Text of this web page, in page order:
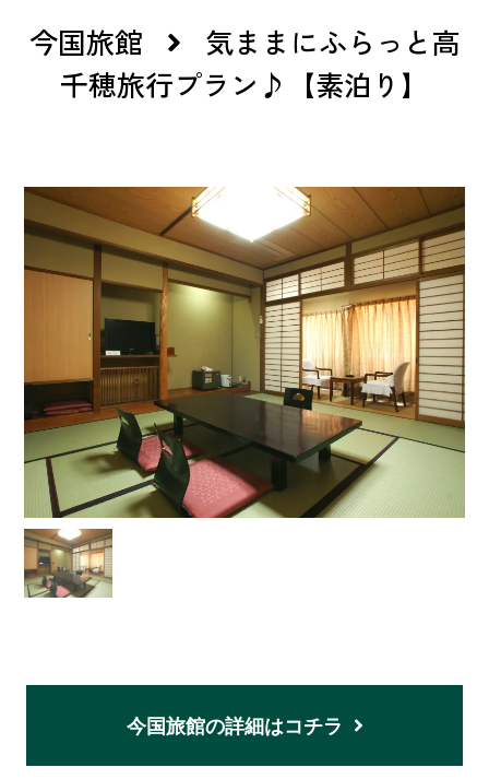
o
今国旅館
気ままにふらっと高
千穂旅行プラン♪【素泊り】
今国旅館の詳細はコチラ